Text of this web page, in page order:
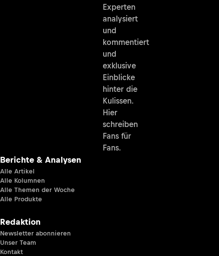
Experten
analysiert
und
kommentiert
und
exklusive
Einblicke
hinter die
Kulissen.
Hier
schreiben
Fans für
Fans.
Berichte & Analysen
Alle Artikel
Alle Kolumnen
Alle Themen der Woche
Alle Produkte
Redaktion
Newsletter abonnieren
Unser Team
Kontakt